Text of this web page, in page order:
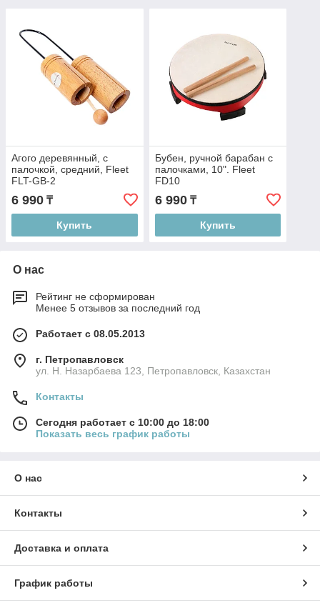
Агого деревянный, с
палочкой, средний, Fleet
FLT-GB-2
6 990 ₸
Купить
Бубен, ручной барабан с
палочками, 10". Fleet
FD10
6 990₸
Купить
О нас
Рейтинг не сформирован
Менее 5 отзывов за последний год
Работает с 08.05.2013
г. Петропавловск
ул. Н. Назарбаева 123, Петропавловск, Казахстан
Контакты
Сегодня работает с 10:00 до 18:00
Показать весь график работы
О нас
Контакты
Доставка и оплата
График работы